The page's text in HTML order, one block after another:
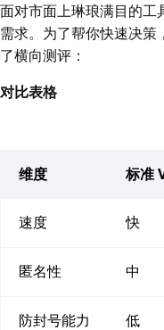
面对市面上琳琅满目的工
需求。为了帮你快速决策
了横向测评：
对比表格
维度 标准
速度 快
匿名性 中
防封号能力 低